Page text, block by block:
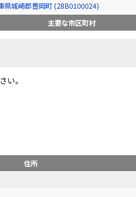
県城崎郡豊岡町 (28B0100024)
主要な市区町村
い。
住所